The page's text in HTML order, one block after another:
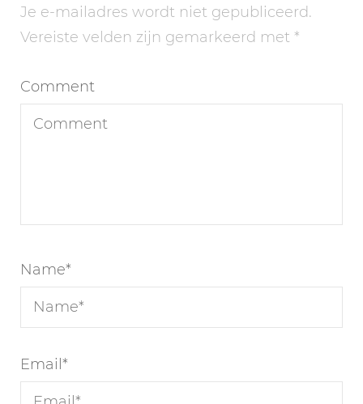
Je e-mailadres wordt niet gepubliceerd.
Vereiste velden zijn gemarkeerd met *
Comment
Name*
Email*